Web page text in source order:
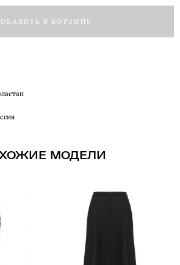
В КОРЗИНУ
МОДЕЛИ